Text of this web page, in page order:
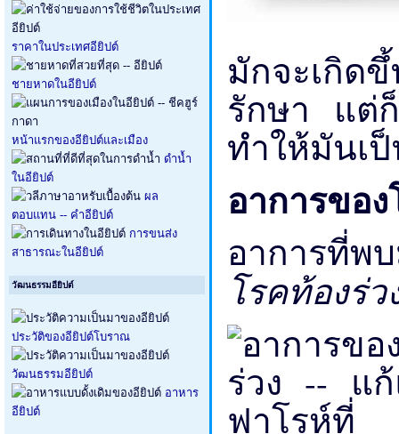
ราคาในประเทศอียิปต์
ชายหาดในอียิปต์
หน้าแรกของอียิปต์และเมือง
ดำน้ำ
ในอียิปต์
ผล
ตอบแทน -- คำอียิปต์
การขนส่ง
สาธารณะในอียิปต์
วัฒนธรรมอียิปต์
ประวัติของอียิปต์โบราณ
วัฒนธรรมอียิปต์
อาหาร
อียิปต์
มักจะเกิด
รักษา แต่
ทำให้มันเ
อาการขอ
อาการที่พ
โรคท้องร่